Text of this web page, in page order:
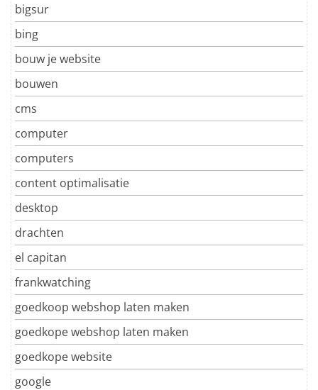
bigsur
bing
bouw je website
bouwen
cms
computer
computers
content optimalisatie
desktop
drachten
el capitan
frankwatching
goedkoop webshop laten maken
goedkope webshop laten maken
goedkope website
google